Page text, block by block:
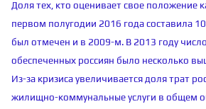
Доля тех, кто оценивает свое положение
первом полугодии 2016 года составила
был отмечен и в 2009-м. В 2013 году
обеспеченных россиян было несколько
Из-за кризиса увеличивается доля трат
жилищно-коммунальные услуги в общем